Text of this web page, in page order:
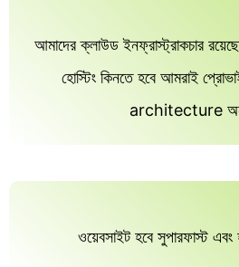
আমাদের ক্লাউড ইনফ্রাস্ট্রাকচার
হোস্টিং কিনতে হবে আমরাই
architecture
ওয়েবসাইট হবে সুপারফাস্ট এবং